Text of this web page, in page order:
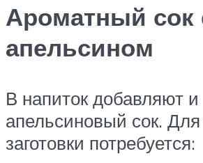
Ароматный сок
апельсином
В напиток добавляют и
апельсиновый сок. Для
заготовки потребуется: